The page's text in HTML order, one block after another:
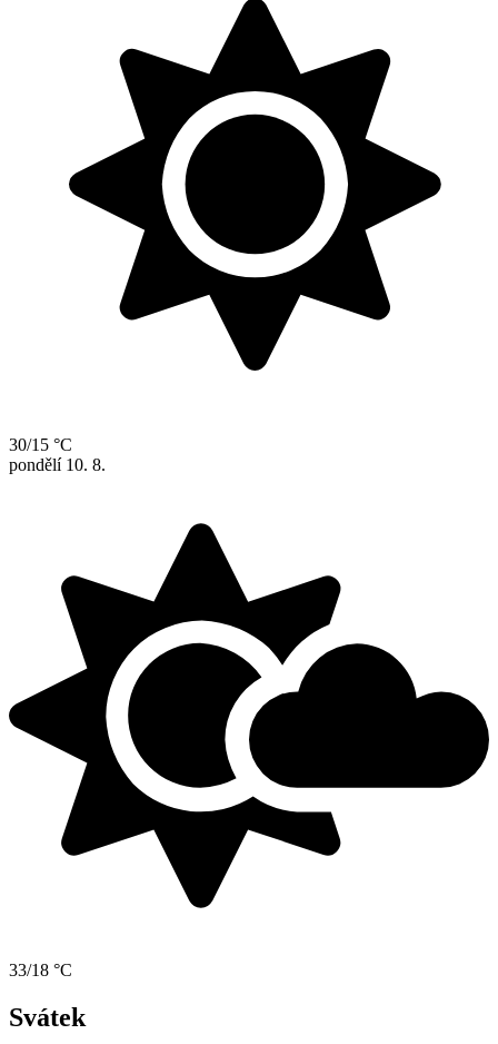
30/15 °C
pondělí 10. 8.
33/18 °C
Svátek